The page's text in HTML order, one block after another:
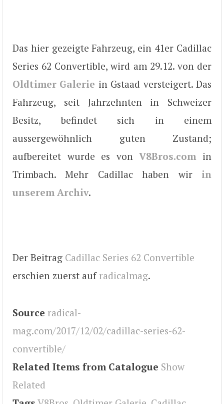
Das hier gezeigte Fahrzeug, ein 41er Cadillac
Series 62 Convertible, wird am 29.12. von der
Oldtimer Galerie in Gstaad versteigert. Das
Fahrzeug, seit Jahrzehnten in Schweizer
Besitz, befindet sich in einem
aussergewöhnlich guten Zustand;
aufbereitet wurde es vonV8Bros.com in
Trimbach. Mehr Cadillac haben wir in
unserem Archiv.
Der Beitrag Cadillac Series 62 Convertible
erschien zuerst auf radicalmag.
Source radical-
mag.com/2017/12/02/cadillac-series-62-
convertible/
Related Items from Catalogue Show
Related